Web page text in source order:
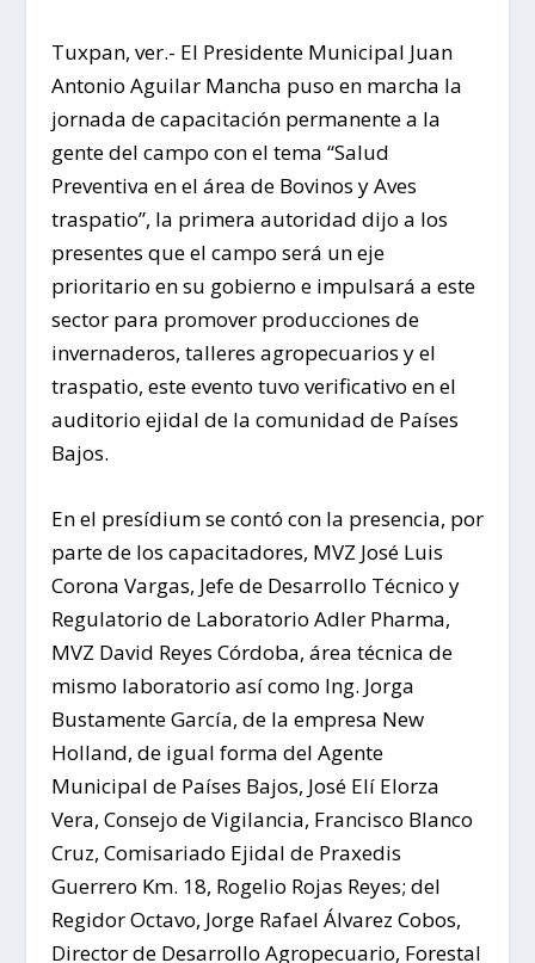
Tuxpan, ver.- El Presidente Municipal Juan
Antonio Aguilar Mancha puso en marcha la
jornada de capacitación permanente a la
gente del campo con el tema “Salud
Preventiva en el área de Bovinos y Aves
traspatio”, la primera autoridad dijo a los
presentes que el campo será un eje
prioritario en su gobierno e impulsará a este
sector para promover producciones de
invernaderos, talleres agropecuarios y el
traspatio, este evento tuvo verificativo en el
auditorio ejidal de la comunidad de Países
Bajos.
En el presídium se contó con la presencia, por
parte de los capacitadores, MVZ José Luis
Corona Vargas, Jefe de Desarrollo Técnico y
Regulatorio de Laboratorio Adler Pharma,
MVZ David Reyes Córdoba, área técnica de
mismo laboratorio así como Ing. Jorga
Bustamente García, de la empresa New
Holland, de igual forma del Agente
Municipal de Países Bajos, José Elí Elorza
Vera, Consejo de Vigilancia, Francisco Blanco
Cruz, Comisariado Ejidal de Praxedis
Guerrero Km. 18, Rogelio Rojas Reyes; del
Regidor Octavo, Jorge Rafael Álvarez Cobos,
Director de Desarrollo Agropecuario, Forestal